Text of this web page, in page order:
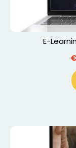
E-